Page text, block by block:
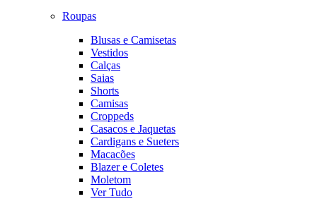
Roupas
Blusas e Camisetas
Vestidos
Calças
Saias
Shorts
Camisas
Croppeds
Casacos e Jaquetas
Cardigans e Sueters
Macacões
Blazer e Coletes
Moletom
Ver Tudo